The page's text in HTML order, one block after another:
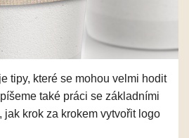
tipy, které se mohou velmi hodit
také práci se základními
jak krok za krokem vytvořit logo